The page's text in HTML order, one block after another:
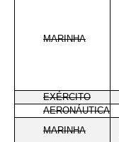
MARINHA
EXÉRCITO
AERONÁUTICA
MARINHA